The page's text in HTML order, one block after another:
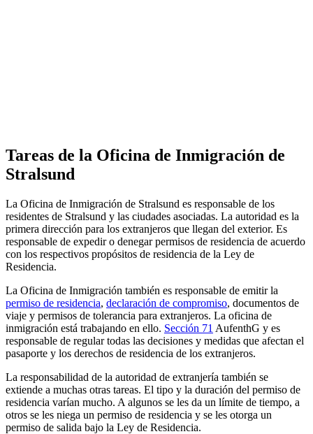
Tareas de la Oficina de Inmigración de
Stralsund
La Oficina de Inmigración de Stralsund es responsable de los
residentes de Stralsund y las ciudades asociadas. La autoridad es la
primera dirección para los extranjeros que llegan del exterior. Es
responsable de expedir o denegar permisos de residencia de acuerdo
con los respectivos propósitos de residencia de la Ley de
Residencia.
La Oficina de Inmigración también es responsable de emitir la
permiso de residencia, declaración de compromiso, documentos de
viaje y permisos de tolerancia para extranjeros. La oficina de
inmigración está trabajando en ello. Sección 71 AufenthG y es
responsable de regular todas las decisiones y medidas que afectan el
pasaporte y los derechos de residencia de los extranjeros.
La responsabilidad de la autoridad de extranjería también se
extiende a muchas otras tareas. El tipo y la duración del permiso de
residencia varían mucho. A algunos se les da un límite de tiempo, a
otros se les niega un permiso de residencia y se les otorga un
permiso de salida bajo la Ley de Residencia.